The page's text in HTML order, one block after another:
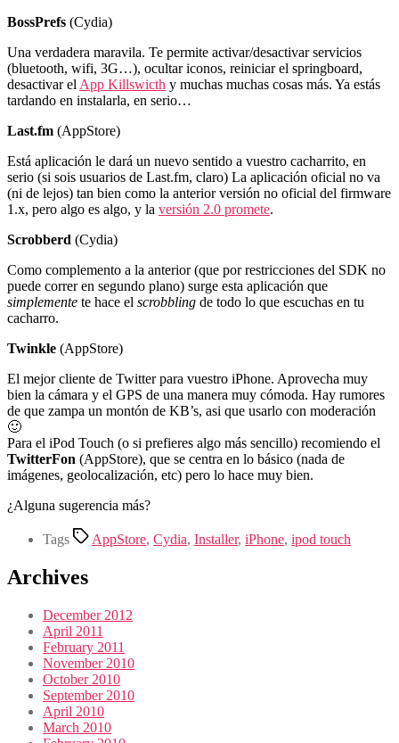
BossPrefs (Cydia)
Una verdadera maravila. Te permite activar/desactivar servicios
(bluetooth, wifi, 3G…), ocultar iconos, reiniciar el springboard,
desactivar el App Killswicth y muchas muchas cosas más. Ya estás
tardando en instalarla, en serio…
Last.fm (AppStore)
Está aplicación le dará un nuevo sentido a vuestro cacharrito, en
serio (si sois usuarios de Last.fm, claro) La aplicación oficial no va
(ni de lejos) tan bien como la anterior versión no oficial del firmware
1.x, pero algo es algo, y la versión 2.0 promete.
Scrobberd (Cydia)
Como complemento a la anterior (que por restricciones del SDK no
puede correr en segundo plano) surge esta aplicación que
simplemente te hace el scrobbling de todo lo que escuchas en tu
cacharro.
Twinkle (AppStore)
El mejor cliente de Twitter para vuestro iPhone. Aprovecha muy
bien la cámara y el GPS de una manera muy cómoda. Hay rumores
de que zampa un montón de KB’s, asi que usarlo con moderación
🙂
Para el iPod Touch (o si prefieres algo más sencillo) recomiendo el
TwitterFon (AppStore), que se centra en lo básico (nada de
imágenes, geolocalización, etc) pero lo hace muy bien.
¿Alguna sugerencia más?
Tags AppStore, Cydia, Installer, iPhone, ipod touch
Archives
December 2012
April 2011
February 2011
November 2010
October 2010
September 2010
April 2010
March 2010